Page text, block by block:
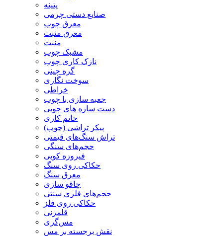
پتینه
صنایع دستی چرمی
معرق چوب
معرق منبت
منبت
مشبک چوب
نازک کاری چوب
گره چینی
سوخت نگاری
خراطی
جعبه سازی با چوب
دست سازه های چوبی
خاتم کاری
پیکر تراشی (چوب)
تراش سنگ‌های قیمتی
حجم‌های سنگی
فیروزه کوبی
حکاکی روی سنگ
معرق سنگ
چاقو سازی
حجم‌های فلزی سنتی
حکاکی روی فلز
قلمزنی
مس‌گری
نقش برجسته بر مس